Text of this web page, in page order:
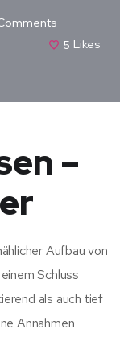
5 Likes
–
Aufbau von
Schluss
als auch tief
Annahmen